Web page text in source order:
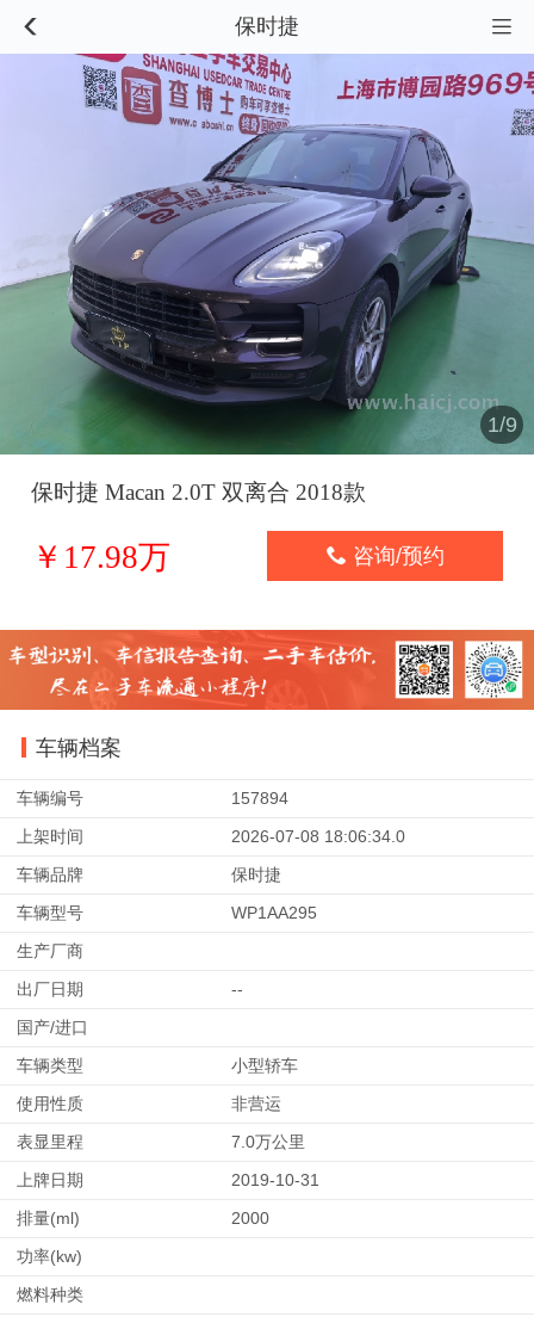
 保时捷 
1/9
保时捷 Macan 2.0T 双离合 2018款
￥17.98万  咨询/预约
车辆档案
车辆编号
157894
上架时间
2026-07-08 18:06:34.0
车辆品牌
保时捷
车辆型号
WP1AA295
生产厂商
出厂日期
--
国产/进口
车辆类型
小型轿车
使用性质
非营运
表显里程
7.0万公里
上牌日期
2019-10-31
排量(ml)
2000
功率(kw)
燃料种类